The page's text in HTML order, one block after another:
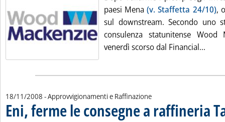
paesi Mena(v. Staffetta 24/10),
sul downstream. Secondo uno
consulenza statunitense Wood
venerdì scorso dal Financial...
18/11/2008 - Approvvigionamenti e Raffinazione
Eni, ferme le consegne a raffineria